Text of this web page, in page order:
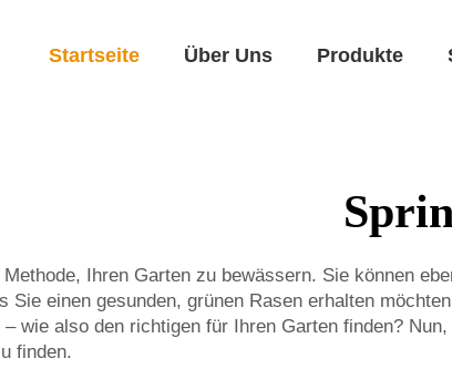
Startseite Über Uns Produkte
Ihren Garten zu bewässern. Sie können
Sie einen gesunden, grünen Rasen erhalten
wie also den richtigen für Ihren Garten finden?
finden.